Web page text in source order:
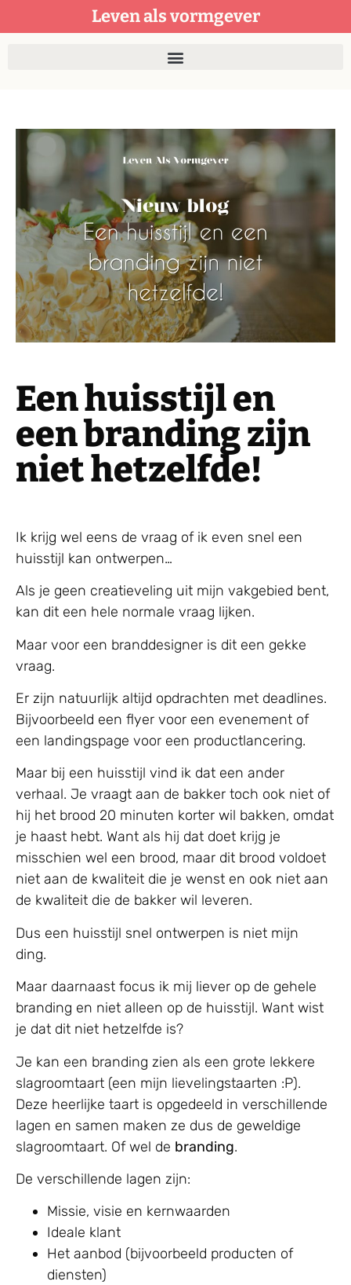
Leven als vormgever
Een huisstijl en
een branding zijn
niet hetzelfde!
Ik krijg wel eens de vraag of ik even snel een
huisstijl kan ontwerpen…
Als je geen creatieveling uit mijn vakgebied bent,
kan dit een hele normale vraag lijken.
Maar voor een branddesigner is dit een gekke
vraag.
Er zijn natuurlijk altijd opdrachten met deadlines.
Bijvoorbeeld een flyer voor een evenement of
een landingspage voor een productlancering.
Maar bij een huisstijl vind ik dat een ander
verhaal. Je vraagt aan de bakker toch ook niet of
hij het brood 20 minuten korter wil bakken, omdat
je haast hebt. Want als hij dat doet krijg je
misschien wel een brood, maar dit brood voldoet
niet aan de kwaliteit die je wenst en ook niet aan
de kwaliteit die de bakker wil leveren.
Dus een huisstijl snel ontwerpen is niet mijn
ding.
Maar daarnaast focus ik mij liever op de gehele
branding en niet alleen op de huisstijl. Want wist
je dat dit niet hetzelfde is?
Je kan een branding zien als een grote lekkere
slagroomtaart (een mijn lievelingstaarten :P).
Deze heerlijke taart is opgedeeld in verschillende
lagen en samen maken ze dus de geweldige
slagroomtaart. Of wel de branding.
De verschillende lagen zijn:
Missie, visie en kernwaarden
Ideale klant
Het aanbod (bijvoorbeeld producten of
diensten)